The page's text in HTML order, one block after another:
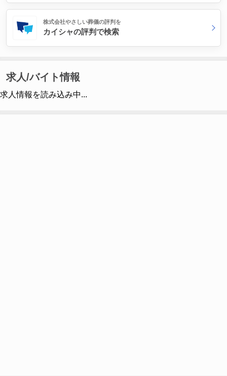
株式会社やさしい葬儀の評判を
カイシャの評判で検索
求人/バイト情報
求人情報を読み込み中...